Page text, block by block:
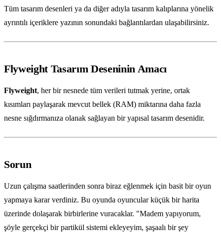
Tüm tasarım desenleri ya da diğer adıyla tasarım kalıplarına yönelik
ayrıntılı içeriklere yazının sonundaki bağlantılardan ulaşabilirsiniz.
Flyweight Tasarım Deseninin Amacı
Flyweight, her bir nesnede tüm verileri tutmak yerine, ortak
kısımları paylaşarak mevcut bellek (RAM) miktarına daha fazla
nesne sığdırmanıza olanak sağlayan bir yapısal tasarım desenidir.
Sorun
Uzun çalışma saatlerinden sonra biraz eğlenmek için basit bir oyun
yapmaya karar verdiniz. Bu oyunda oyuncular küçük bir harita
üzerinde dolaşarak birbirlerine vuracaklar. "Madem yapıyorum,
şöyle gerçekçi bir partikül sistemi ekleyeyim, şaşaalı bir şey